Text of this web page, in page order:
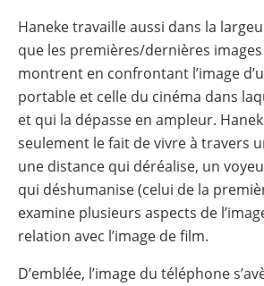
Haneke travaille aussi dans la
que les premières/dernières
montrent en confrontant l’image
portable et celle du cinéma dans
et qui la dépasse en ampleur.
seulement le fait de vivre à travers
une distance qui déréalise, un
qui déshumanise (celui de la
examine plusieurs aspects de
relation avec l’image de film.
D’emblée, l’image du téléphone